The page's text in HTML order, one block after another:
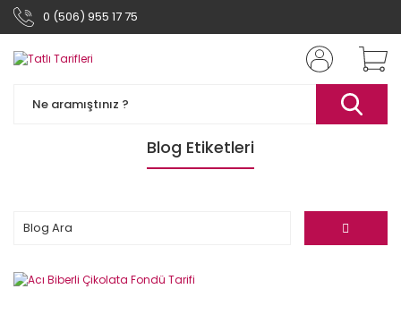
0 (506) 955 17 75
Blog Etiketleri